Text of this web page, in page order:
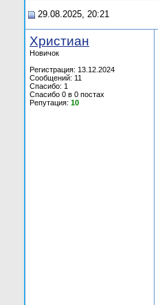
29.08.2025, 20:21
Христиан
Новичок
Регистрация: 13.12.2024
Сообщений: 11
Спасибо: 1
Спасибо 0 в 0 постах
Репутация: 10